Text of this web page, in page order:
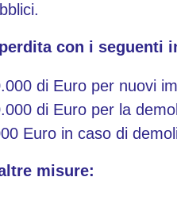
con i seguenti
di Euro per nuovi
di Euro per la
Euro in caso di
misure: